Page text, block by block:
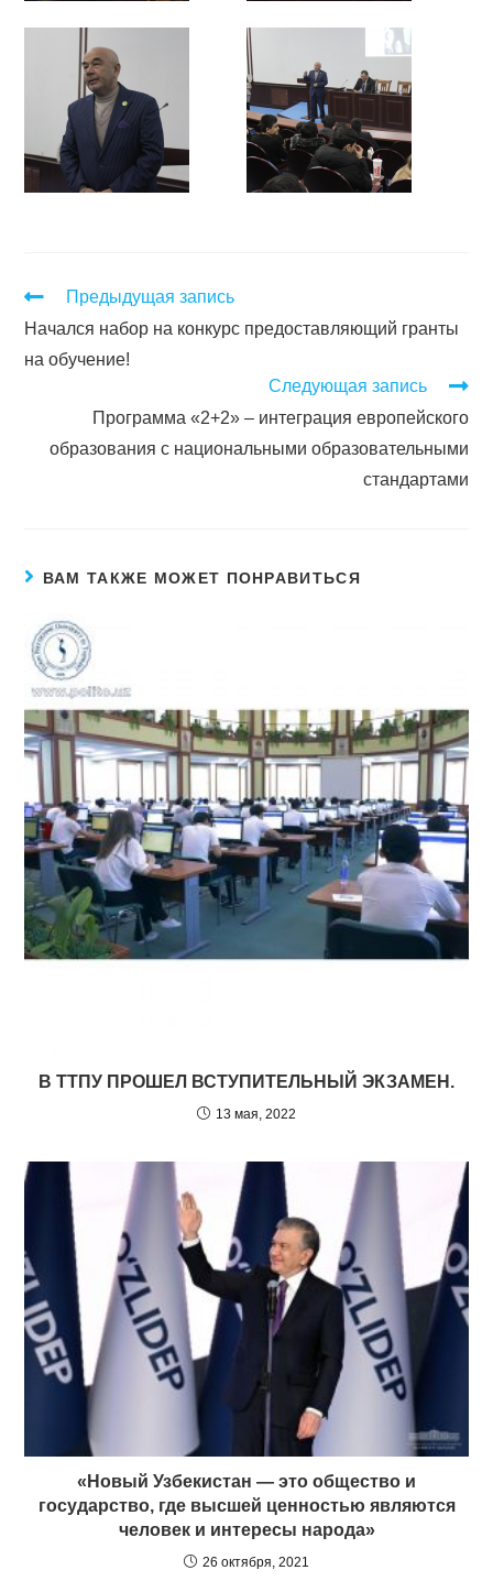
Предыдущая запись
Начался набор на конкурс предоставляющий гранты
на обучение!
Следующая запись
Программа «2+2» – интеграция европейского
образования с национальными образовательными
стандартами
ВАМ ТАКЖЕ МОЖЕТ ПОНРАВИТЬСЯ
В ТТПУ ПРОШЕЛ ВСТУПИТЕЛЬНЫЙ ЭКЗАМЕН.
13 мая, 2022
«Новый Узбекистан — это общество и
государство, где высшей ценностью являются
человек и интересы народа»
26 октября, 2021